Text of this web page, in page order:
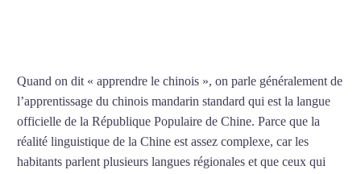
Quand on dit « apprendre le chinois », on parle généralement de
l’apprentissage du chinois mandarin standard qui est la langue
officielle de la République Populaire de Chine. Parce que la
réalité linguistique de la Chine est assez complexe, car les
habitants parlent plusieurs langues régionales et que ceux qui